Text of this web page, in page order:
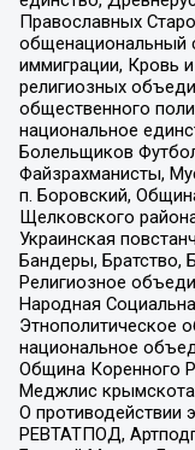
Православных
общенациональный
иммиграции, Кровь
религиозных
общественного
национальное
Болельщиков
Файзрахманисты,
п. Боровский,
Щелковского
Украинская
Бандеры, Братство,
Религиозное
Народная
Этнополитическое
национальное
Община Коренного
Меджлис
О противодействии
РЕВТАТПОД,